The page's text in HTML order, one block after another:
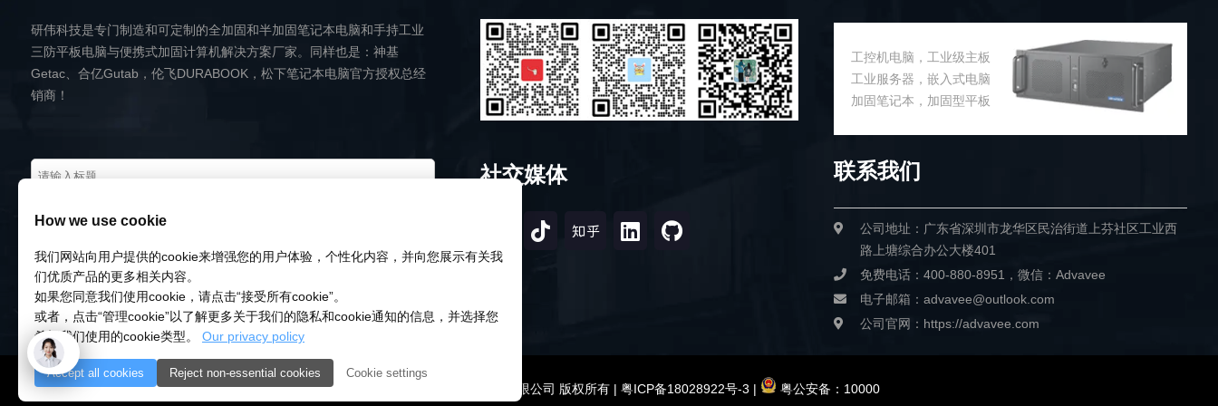
研伟科技是专门制造和可定制的全加固和半加固笔记本电脑和手持工业
三防平板电脑与便携式加固计算机解决方案厂家。同样也是：神基
Getac、合亿Gutab，伦飞DURABOOK，松下笔记本电脑官方授权总经
销商！
社交媒体
工控机电脑，工业级主板
工业服务器，嵌入式电脑
加固笔记本，加固型平板
联系我们
公司地址：广东省深圳市龙华区民治街道上芬社区工业西
路上塘综合办公大楼401
免费电话：400-880-8951，微信：Advavee
电子邮箱：advavee@outlook.com
公司官网：https://advavee.com
© 2018-2026 深圳市研伟科技有限公司 版权所有 | 粤ICP备18028922号-3 | 粤公安备：10000
How we use cookie
我们网站向用户提供的cookie来增强您的用户体验，个性化内容，并向您展示有关我
们优质产品的更多相关内容。
如果您同意我们使用cookie，请点击“接受所有cookie”。
或者，点击“管理cookie”以了解更多关于我们的隐私和cookie通知的信息，并选择您
希望我们使用的cookie类型。 Our privacy policy
Accept all cookies Reject non-essential cookies Cookie settings